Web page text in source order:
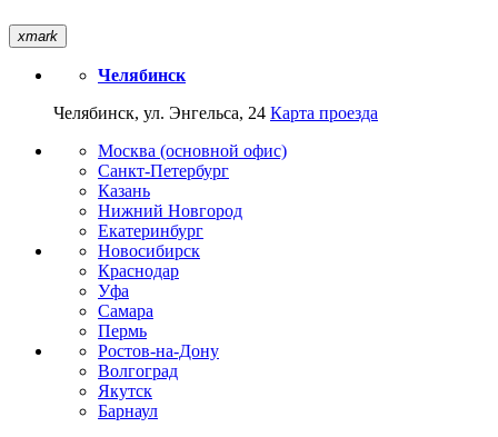
xmark
Челябинск
Челябинск, ул. Энгельса, 24 Карта проезда
Москва (основной офис)
Санкт-Петербург
Казань
Нижний Новгород
Екатеринбург
Новосибирск
Краснодар
Уфа
Самара
Пермь
Ростов-на-Дону
Волгоград
Якутск
Барнаул